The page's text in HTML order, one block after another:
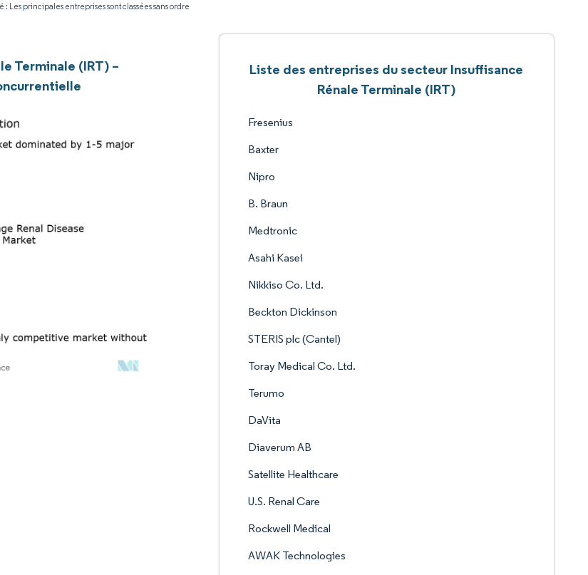
Les principales entreprises sont classées sans ordre
Terminale (IRT) –
Liste des entreprises du secteur Insuffisance
Rénale Terminale (IRT)
Fresenius
Baxter
Nipro
B. Braun
Medtronic
Asahi Kasei
Nikkiso Co. Ltd.
Beckton Dickinson
STERIS plc (Cantel)
Toray Medical Co. Ltd.
Terumo
DaVita
Diaverum AB
Satellite Healthcare
U.S. Renal Care
Rockwell Medical
AWAK Technologies